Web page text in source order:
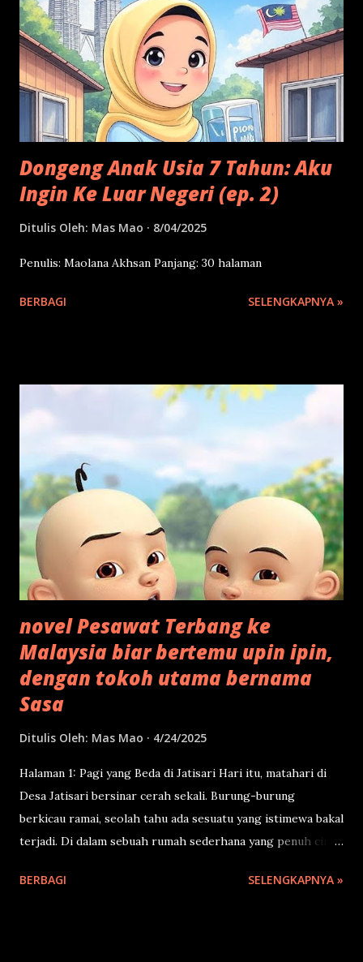
Dongeng Anak Usia 7 Tahun: Aku
Ingin Ke Luar Negeri (ep. 2)
Ditulis Oleh: Mas Mao 8/04/2025
Penulis: Maolana Akhsan Panjang: 30 halaman
BERBAGI SELENGKAPNYA »
novel Pesawat Terbang ke
Malaysia biar bertemu upin ipin,
dengan tokoh utama bernama
Sasa
Ditulis Oleh: Mas Mao 4/24/2025
Halaman 1: Pagi yang Beda di Jatisari Hari itu, matahari di
Desa Jatisari bersinar cerah sekali. Burung-burung
berkicau ramai, seolah tahu ada sesuatu yang istimewa bakal
terjadi. Di dalam sebuah rumah sederhana yang penuh cinta,
duduk di depan cermin. Namanya Sasa. Umurnya 7 tahun.
BERBAGI SELENGKAPNYA »